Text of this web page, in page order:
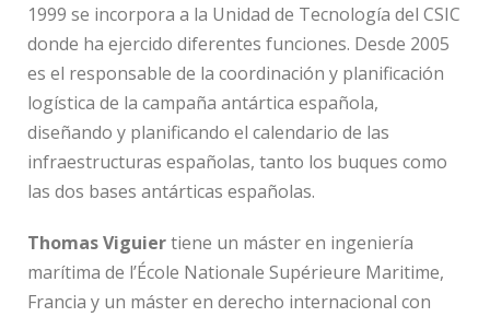
1999 se incorpora a la Unidad de Tecnología del CSIC
donde ha ejercido diferentes funciones. Desde 2005
es el responsable de la coordinación y planificación
logística de la campaña antártica española,
diseñando y planificando el calendario de las
infraestructuras españolas, tanto los buques como
las dos bases antárticas españolas.
Thomas Viguiertiene un máster en ingeniería
marítima de l’École Nationale Supérieure Maritime,
Francia y un máster en derecho internacional con